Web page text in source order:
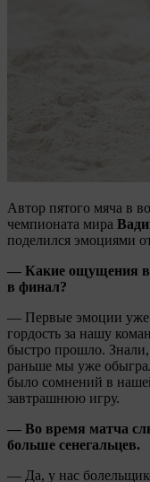
Автор пятого мяча в
чемпионата мира
поделился эмоциями
— Какие ощущения в
в финал?
— Первые эмоции уже
гордость за нашу
быстро прошло.
раньше мы уже
было сомнений в
завтрашнюю игру.
— Во время матча
больше сенегальцев.
— Да, у нас